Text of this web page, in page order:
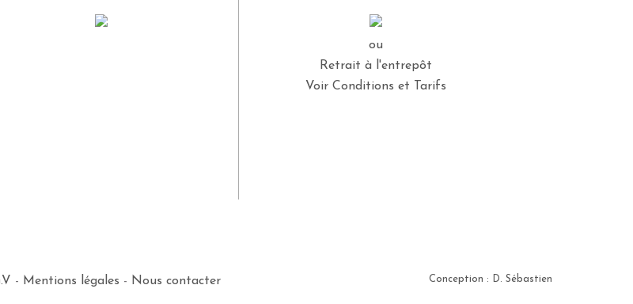
ou
Retrait à l'entrepôt
Voir Conditions et Tarifs
- Mentions légales - Nous contacter Conception : D. Sébastien